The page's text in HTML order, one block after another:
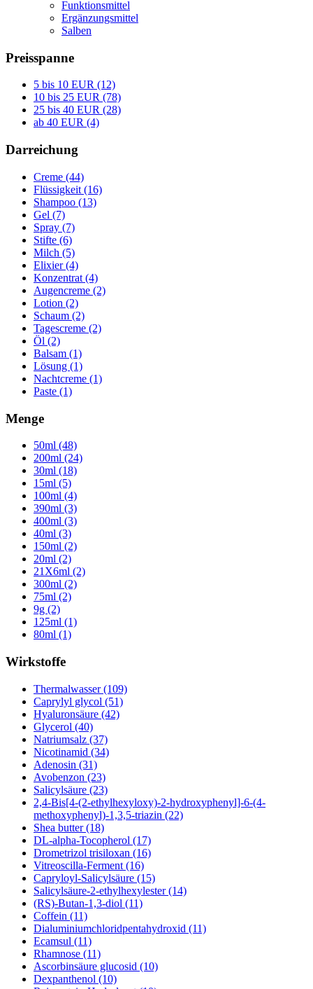
Funktionsmittel
Ergänzungsmittel
Salben
Preisspanne
5 bis 10 EUR (12)
10 bis 25 EUR (78)
25 bis 40 EUR (28)
ab 40 EUR (4)
Darreichung
Creme (44)
Flüssigkeit (16)
Shampoo (13)
Gel (7)
Spray (7)
Stifte (6)
Milch (5)
Elixier (4)
Konzentrat (4)
Augencreme (2)
Lotion (2)
Schaum (2)
Tagescreme (2)
Öl (2)
Balsam (1)
Lösung (1)
Nachtcreme (1)
Paste (1)
Menge
50ml (48)
200ml (24)
30ml (18)
15ml (5)
100ml (4)
390ml (3)
400ml (3)
40ml (3)
150ml (2)
20ml (2)
21X6ml (2)
300ml (2)
75ml (2)
9g (2)
125ml (1)
80ml (1)
Wirkstoffe
Thermalwasser (109)
Caprylyl glycol (51)
Hyaluronsäure (42)
Glycerol (40)
Natriumsalz (37)
Nicotinamid (34)
Adenosin (31)
Avobenzon (23)
Salicylsäure (23)
2,4-Bis[4-(2-ethylhexyloxy)-2-hydroxyphenyl]-6-(4-
methoxyphenyl)-1,3,5-triazin (22)
Shea butter (18)
DL-alpha-Tocopherol (17)
Drometrizol trisiloxan (16)
Vitreoscilla-Ferment (16)
Capryloyl-Salicylsäure (15)
Salicylsäure-2-ethylhexylester (14)
(RS)-Butan-1,3-diol (11)
Coffein (11)
Dialuminiumchloridpentahydroxid (11)
Ecamsul (11)
Rhamnose (11)
Ascorbinsäure glucosid (10)
Dexpanthenol (10)